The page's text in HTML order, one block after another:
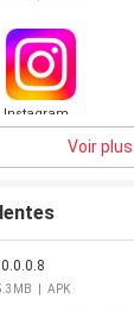
Live Chat,
Instagram
60.6MBVoir plus
APK